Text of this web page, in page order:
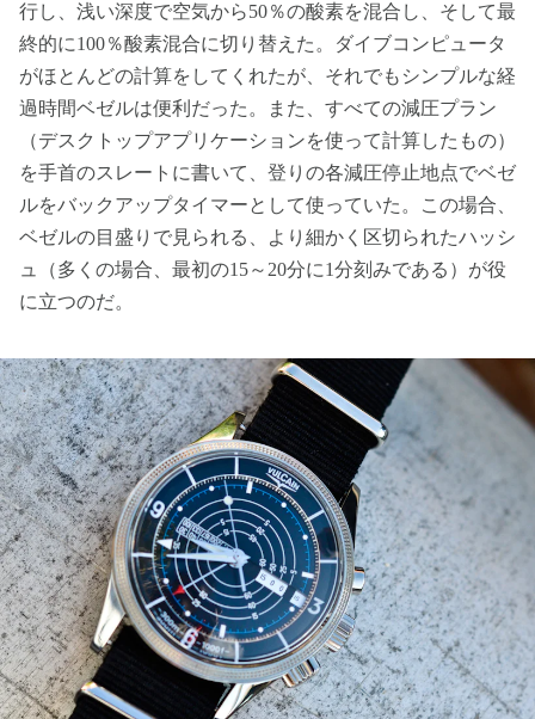
行し、浅い深度で空気から50％の酸素を混合し、そして最
終的に100％酸素混合に切り替えた。ダイブコンピュータ
がほとんどの計算をしてくれたが、それでもシンプルな経
過時間ベゼルは便利だった。また、すべての減圧プラン
（デスクトップアプリケーションを使って計算したもの）
を手首のスレートに書いて、登りの各減圧停止地点でベゼ
ルをバックアップタイマーとして使っていた。この場合、
ベゼルの目盛りで見られる、より細かく区切られたハッシ
ュ（多くの場合、最初の15～20分に1分刻みである）が役
に立つのだ。